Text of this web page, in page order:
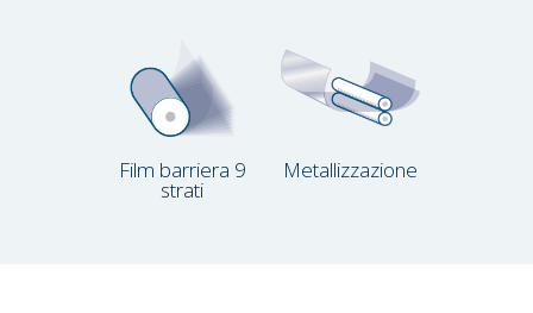
Film barriera 9
strati
Metallizzazione